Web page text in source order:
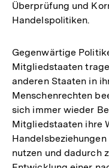
Überprüfung und
Handelspolitiken.
Gegenwärtige
Mitgliedstaaten
anderen Staaten in
Menschenrechten
sich immer wieder
Mitgliedstaaten ihre
nutzen und dadurch